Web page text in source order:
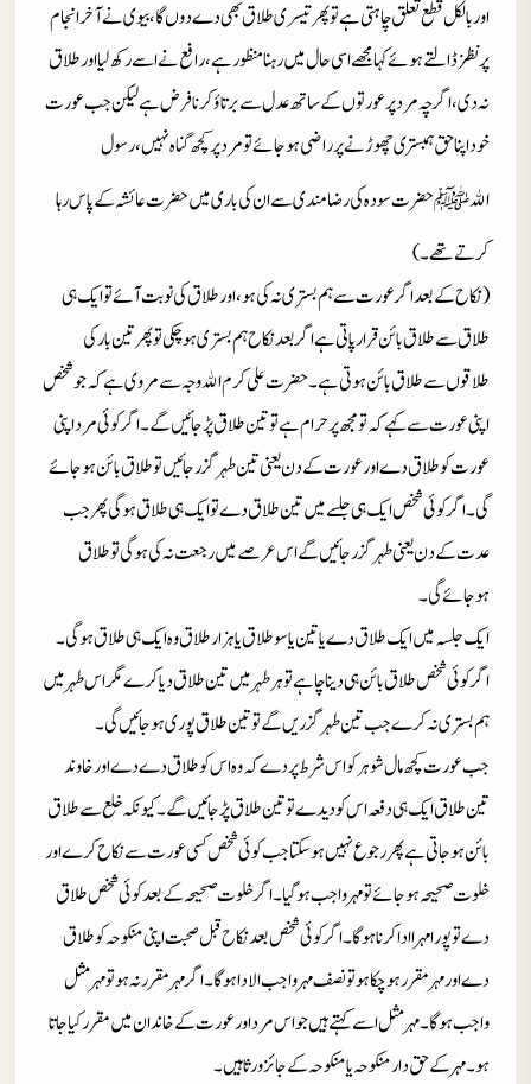
اور بالکل قطع تعلق چاہتی ہے تو پھر تیسری طلاق بھی دے دوں گا، بیوی نے آخر انجام
پر نظز ڈالتے ہوئے کہا مجھے اسی حال میں رہنا منظور ہے، رافع نے اسے رکھ لیا اور طلاق
نہ دی، اگرچہ مرد پر عورتوں کے ساتھ عدل سے برتاؤ کرنا فرض ہے لیکن جب عورت
خود اپنا حق ہمبستری چھوڑنے پر راضی ہوجائے تو مرد پر کچھ گناہ نہیں، رسول
اللهﷺحضرت سودہ کی رضامندی سے ان کی باری میں حضرت عائشہ کے پاس رہا
کرتے تھے۔)
(نکاح کے بعد اگر عورت سے ہم بستری نہ کی ہو، اور طلاق کی نوبت آئے تو ایک ہی
طلاق سے طلاق بائن قرار پاتی ہے اگر بعد نکاح ہم بستری ہو چکی تو پھر تین بار کی
طلاقوں سے طلاق بائن ہوتی ہے۔ حضرت علی کرم الله وجہ سے مروی ہے کہ جو شخص
اپنی عورت سے کہے کہ تو مجھ پر حرام ہے تو تین طلاق پڑجائیں گے۔ اگر کوئی مرد اپنی
عورت کو طلاق دے اور عورت کے دن یعنی تین طہر گزر جائیں تو طلاق بائن ہوجائے
گی۔ اگر کوئی شخص ایک ہی جلسے میں تین طلاق دے تو ایک ہی طلاق ہوگی پھر جب
عدت کے دن یعنی طہر گزر جائیں گے اس عرصے میں رجعت نہ کی ہوگی تو طلاق
ہوجائے گی۔
ایک جلسہ میں ایک طلاق دے یا تین یا سو طلاق یا ہزار طلاق وہ ایک ہی طلاق ہوگی۔
اگر کوئی شخص طلاق بائن ہی دینا چاہے تو ہر طہر میں تین طلاق دیا کرے مگر اس طہر میں
ہم بستری نہ کرے جب تین طہر گزریں گے تو تین طلاق پوری ہوجائیں گی۔
جب عورت کچھ مال شوہر کو اس شرط پر دے کہ وہ اس کو طلاق دے دے اور خاوند
تین طلاق ایک ہی دفعہ اس کو دیدے تو تین طلاق پڑجائیں گے۔ کیونکہ خلع سے طلاق
بائن ہوجاتی ہے پھر رجوع نہیں ہوسکتا جب کوئی شخص کسی عورت سے نکاح کر ے اور
خلوت صحیحہ ہوجائے تو مہر واجب ہوگیا۔ اگر خلوت صحیحہ کے بعد کوئی شخص طلاق
دے تو پورا مہرا ادا کرنا ہوگا۔ اگر کوئی شخص بعد نکاح قبل صحبت اپنی منکوحہ کو طلاق
دے اور مہر مقرر ہوچکا ہو تو نصف مہر واجب الادا ہوگا ۔اگر مہر مقرر نہ ہو تو مہر مثل
واجب ہوگا۔ مہر مثل اسے کہتے ہیں جو اس مرد اور عورت کے خاندان میں مقرر کیا جاتا
ہو۔ مہر کے حق دار منکوحہ یا منکوحہ کے جائز ورثا ہیں۔